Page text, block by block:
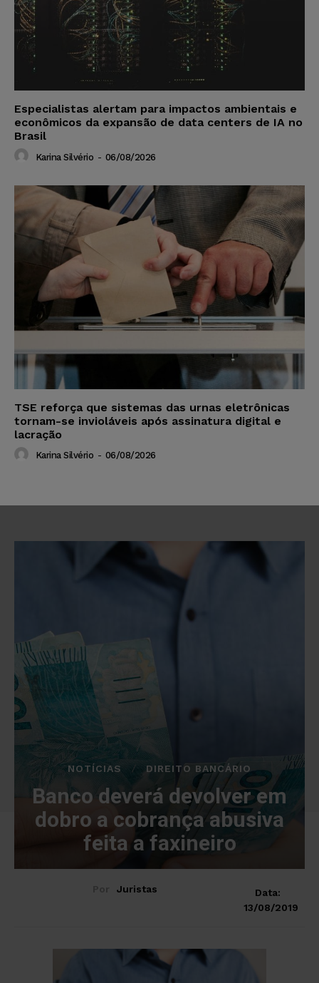
Especialistas alertam para impactos ambientais e
econômicos da expansão de data centers de IA no
Brasil
Karina Silvério - 06/08/2026
TSE reforça que sistemas das urnas eletrônicas
tornam-se invioláveis após assinatura digital e
lacração
Karina Silvério - 06/08/2026